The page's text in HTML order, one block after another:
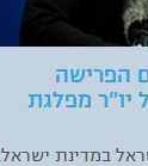
הפרישה
יו"ר מפלגת
במדינת ישראל,